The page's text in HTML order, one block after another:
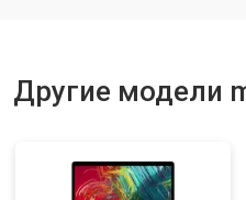
Другие модели